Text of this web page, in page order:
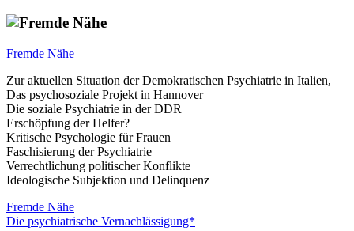
Fremde Nähe
Zur aktuellen Situation der Demokratischen Psychiatrie in Italien,
Das psychosoziale Projekt in Hannover
Die soziale Psychiatrie in der DDR
Erschöpfung der Helfer?
Kritische Psychologie für Frauen
Faschisierung der Psychiatrie
Verrechtlichung politischer Konflikte
Ideologische Subjektion und Delinquenz
Fremde Nähe
Die psychiatrische Vernachlässigung*